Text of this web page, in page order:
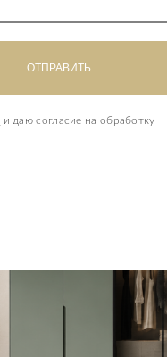
и даю согласие на обработку